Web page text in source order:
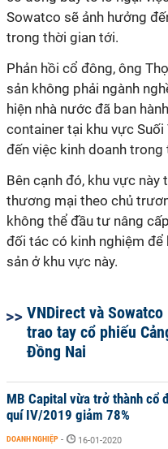
Sowatco sẽ ảnh hưởng
trong thời gian tới.
Phản hồi cổ đông, ông
sản không phải ngành
hiện nhà nước đã ban
container tại khu vực Suối
đến việc kinh doanh trong
Bên cạnh đó, khu vực
thương mại theo chủ
không thể đầu tư nâng
đối tác có kinh nghiệm
sản ở khu vực này.
VNDirect và Sowatco
trao tay cổ phiếu
Đồng Nai
MB Capital vừa trở thành cổ
quí IV/2019 giảm 78%
DOANH NGHIỆP - 16-01-2020